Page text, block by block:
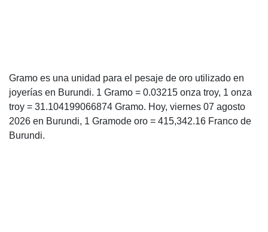
Gramo es una unidad para el pesaje de oro utilizado en
joyerías en Burundi. 1 Gramo = 0.03215 onza troy, 1 onza
troy = 31.104199066874 Gramo. Hoy, viernes 07 agosto
2026 en Burundi, 1 Gramode oro = 415,342.16 Franco de
Burundi.